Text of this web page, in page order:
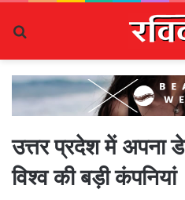
उत्तर प्रदेश में अपना
विश्व की बड़ी कंपनियां